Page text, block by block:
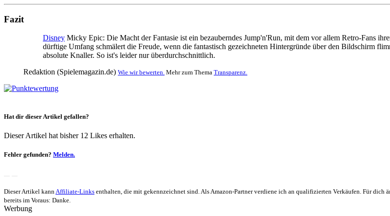
Fazit
Disney Micky Epic: Die Macht der Fantasie ist ein bezauberndes Jump'n'Run, mit dem vor allem Retro-Fans
dürftige Umfang schmälert die Freude, wenn die fantastisch gezeichneten Hintergründe über den Bildschirm
absolute Knaller. So ist's leider nur überdurchschnittlich.
Redaktion (Spielemagazin.de) Wie wir bewerten. Mehr zum Thema Transparenz.
Hat dir dieser Artikel gefallen?
Dieser Artikel hat bisher 12 Likes erhalten.
Fehler gefunden? Melden.
Dieser Artikel kannAffiliate-Links enthalten, die mit gekennzeichnet sind. Als Amazon-Partner verdiene ich an qualifizierten Verkäufen. Für dich
bereits im Voraus: Danke.
Werbung